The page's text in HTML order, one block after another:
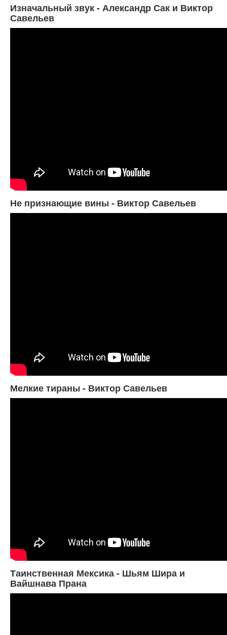
Изначальный звук - Александр Сак и Виктор
Савельев
Не признающие вины - Виктор Савельев
Мелкие тираны - Виктор Савельев
Таинственная Мексика - Шьям Шира и
Вайшнава Прана